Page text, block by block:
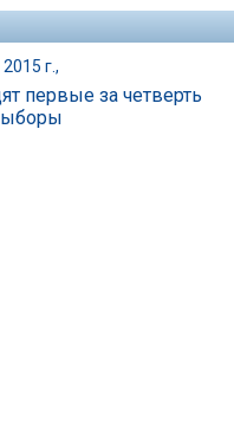
г.,
первые за четверть